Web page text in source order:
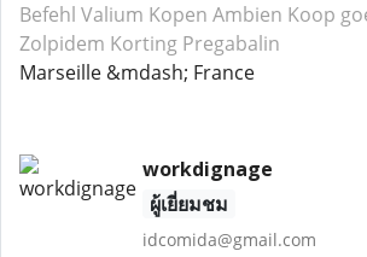
Befehl Valium Kopen Ambien Koop
Zolpidem Korting Pregabalin
Marseille &mdash; France
workdignage
ผู้เยี่ยมชม
idcomida@gmail.com